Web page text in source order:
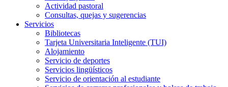
Actividad pastoral
Consultas, quejas y sugerencias
Servicios
Bibliotecas
Tarjeta Universitaria Inteligente (TUI)
Alojamiento
Servicio de deportes
Servicios lingüísticos
Servicio de orientación al estudiante